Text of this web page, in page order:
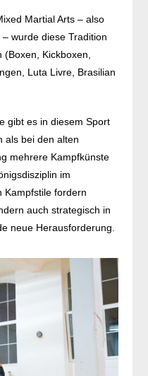
Martial Arts – also
wurde diese Tradition
(Boxen, Kickboxen,
Luta Livre, Brasilian
gibt es in diesem Sport
als bei den alten
mehrere Kampfkünste
im
Kampfstile fordern
auch strategisch in
neue Herausforderung.